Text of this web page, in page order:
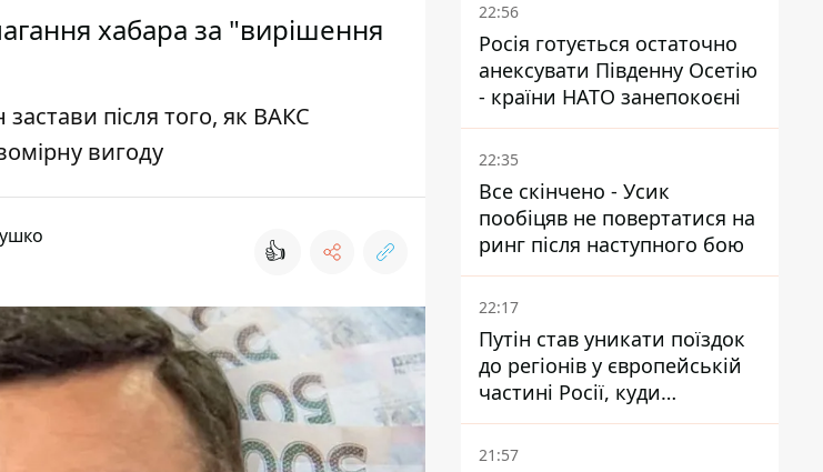
хабара за "вирішення
після того, як ВАКС
вигоду
👍
22:56
Росія готується остаточно
анексувати Південну Осетію
- країни НАТО занепокоєні
22:35
Все скінчено - Усик
пообіцяв не повертатися на
ринг після наступного бою
22:17
Путін став уникати поїздок
до регіонів у європейській
частині Росії, куди
регулярно долітають дрони
21:57